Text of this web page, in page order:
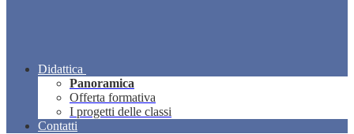
Didattica
Panoramica
Offerta formativa
I progetti delle classi
Contatti